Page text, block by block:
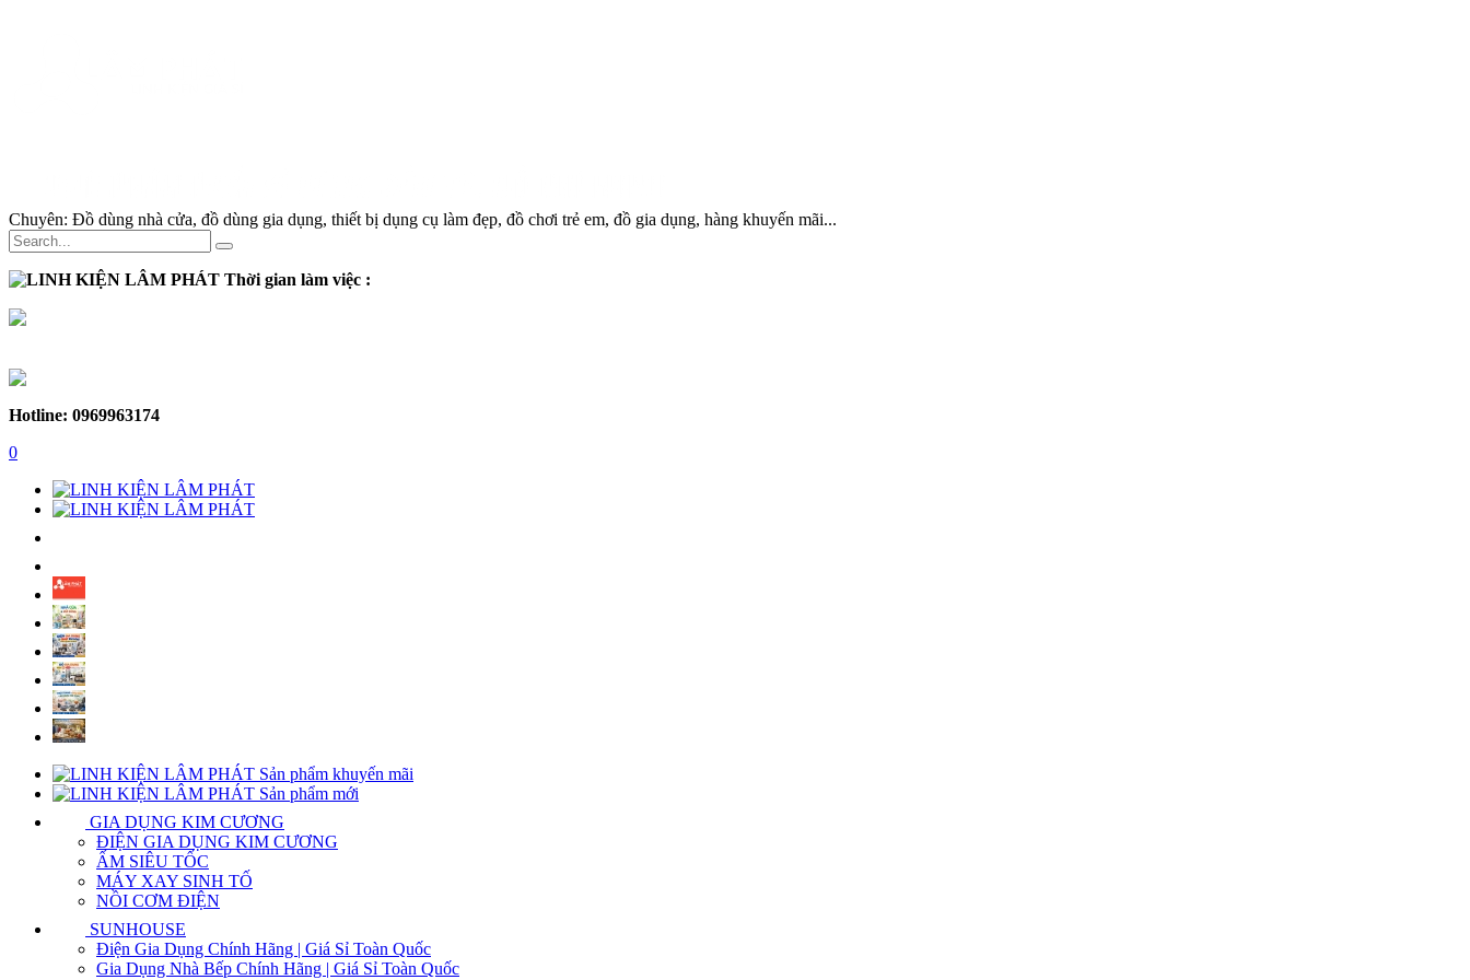
Chuyên: Đồ dùng nhà cửa, đồ dùng gia dụng, thiết bị dụng cụ làm đẹp, đồ chơi trẻ em, đồ gia dụng, hàng khuyến mãi...
Thời gian làm việc :
Hotline: 0969963174
0
Sản phẩm khuyến mãi
Sản phẩm mới
GIA DỤNG KIM CƯƠNG
ĐIỆN GIA DỤNG KIM CƯƠNG
ẤM SIÊU TỐC
MÁY XAY SINH TỐ
NỒI CƠM ĐIỆN
SUNHOUSE
Điện Gia Dụng Chính Hãng | Giá Sỉ Toàn Quốc
Gia Dụng Nhà Bếp Chính Hãng | Giá Sỉ Toàn Quốc